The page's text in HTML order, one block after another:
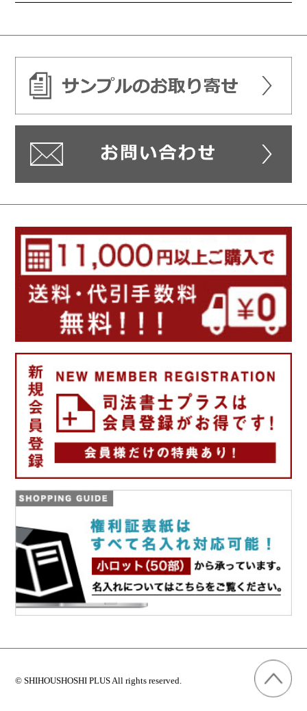
© SHIHOUSHOSHI PLUS All rights reserved.